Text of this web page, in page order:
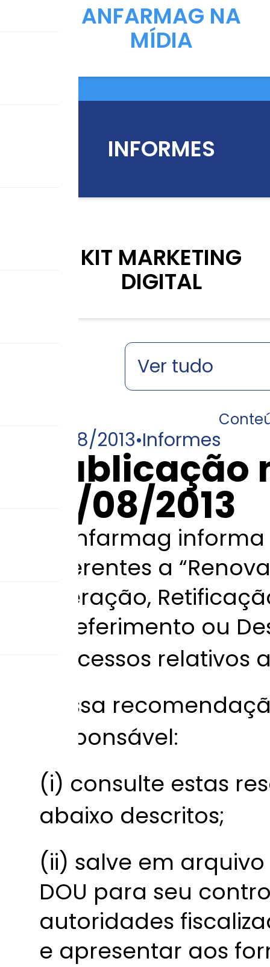
ANFARMAG NA
MÍDIA
INFORMES
KIT MARKETING
DIGITAL
19/08/2013•Informes
Publicação
19/08/2013
A Anfarmag
referentes a
Alteração,
Indeferimento ou
processos relativos a
Nossa
responsável:
(i) consulte estas
abaixo descritos;
(ii) salve em
DOU para seu
autoridades
e apresentar aos